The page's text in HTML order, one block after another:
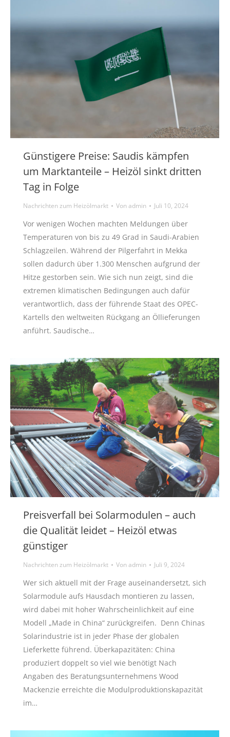
Günstigere Preise: Saudis kämpfen
um Marktanteile – Heizöl sinkt dritten
Tag in Folge
Nachrichten zum Heizölmarkt Vonadmin Juli 10, 2024
Vor wenigen Wochen machten Meldungen über
Temperaturen von bis zu 49 Grad in Saudi-Arabien
Schlagzeilen. Während der Pilgerfahrt in Mekka
sollen dadurch über 1.300 Menschen aufgrund der
Hitze gestorben sein. Wie sich nun zeigt, sind die
extremen klimatischen Bedingungen auch dafür
verantwortlich, dass der führende Staat des OPEC-
Kartells den weltweiten Rückgang an Öllieferungen
anführt. Saudische…
Preisverfall bei Solarmodulen – auch
die Qualität leidet – Heizöl etwas
günstiger
Nachrichten zum Heizölmarkt Vonadmin Juli 9, 2024
Wer sich aktuell mit der Frage auseinandersetzt, sich
Solarmodule aufs Hausdach montieren zu lassen,
wird dabei mit hoher Wahrscheinlichkeit auf eine
Modell „Made in China“ zurückgreifen. Denn Chinas
Solarindustrie ist in jeder Phase der globalen
Lieferkette führend. Überkapazitäten: China
produziert doppelt so viel wie benötigt Nach
Angaben des Beratungsunternehmens Wood
Mackenzie erreichte die Modulproduktionskapazität
im…